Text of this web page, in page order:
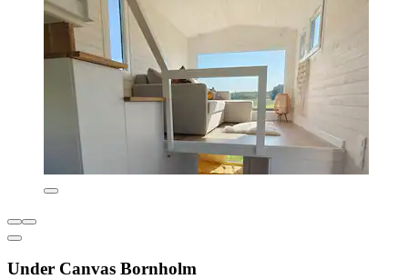
Under Canvas Bornholm